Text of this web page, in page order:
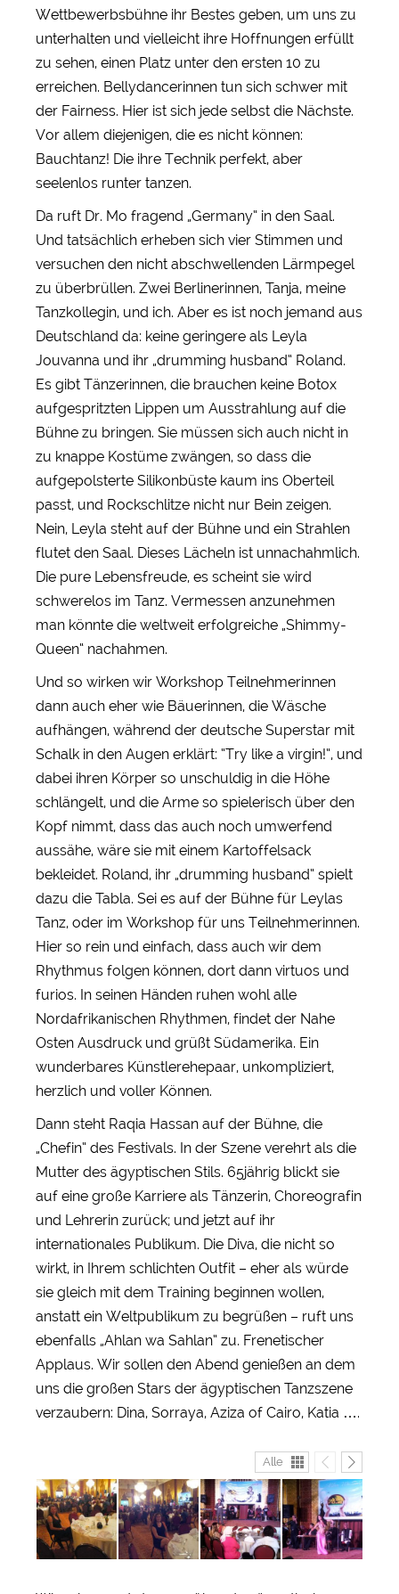
Wettbewerbsbühne ihr Bestes geben, um uns zu
unterhalten und vielleicht ihre Hoffnungen erfüllt
zu sehen, einen Platz unter den ersten 10 zu
erreichen. Bellydancerinnen tun sich schwer mit
der Fairness. Hier ist sich jede selbst die Nächste.
Vor allem diejenigen, die es nicht können:
Bauchtanz! Die ihre Technik perfekt, aber
seelenlos runter tanzen.
Da ruft Dr. Mo fragend „Germany“ in den Saal.
Und tatsächlich erheben sich vier Stimmen und
versuchen den nicht abschwellenden Lärmpegel
zu überbrüllen. Zwei Berlinerinnen, Tanja, meine
Tanzkollegin, und ich. Aber es ist noch jemand aus
Deutschland da: keine geringere als Leyla
Jouvanna und ihr „drumming husband“ Roland.
Es gibt Tänzerinnen, die brauchen keine Botox
aufgespritzten Lippen um Ausstrahlung auf die
Bühne zu bringen. Sie müssen sich auch nicht in
zu knappe Kostüme zwängen, so dass die
aufgepolsterte Silikonbüste kaum ins Oberteil
passt, und Rockschlitze nicht nur Bein zeigen.
Nein, Leyla steht auf der Bühne und ein Strahlen
flutet den Saal. Dieses Lächeln ist unnachahmlich.
Die pure Lebensfreude, es scheint sie wird
schwerelos im Tanz. Vermessen anzunehmen
man könnte die weltweit erfolgreiche „Shimmy-
Queen“ nachahmen.
Und so wirken wir Workshop Teilnehmerinnen
dann auch eher wie Bäuerinnen, die Wäsche
aufhängen, während der deutsche Superstar mit
Schalk in den Augen erklärt: “Try like a virgin!“, und
dabei ihren Körper so unschuldig in die Höhe
schlängelt, und die Arme so spielerisch über den
Kopf nimmt, dass das auch noch umwerfend
aussähe, wäre sie mit einem Kartoffelsack
bekleidet. Roland, ihr „drumming husband“ spielt
dazu die Tabla. Sei es auf der Bühne für Leylas
Tanz, oder im Workshop für uns Teilnehmerinnen.
Hier so rein und einfach, dass auch wir dem
Rhythmus folgen können, dort dann virtuos und
furios. In seinen Händen ruhen wohl alle
Nordafrikanischen Rhythmen, findet der Nahe
Osten Ausdruck und grüßt Südamerika. Ein
wunderbares Künstlerehepaar, unkompliziert,
herzlich und voller Können.
Dann steht Raqia Hassan auf der Bühne, die
„Chefin“ des Festivals. In der Szene verehrt als die
Mutter des ägyptischen Stils. 65jährig blickt sie
auf eine große Karriere als Tänzerin, Choreografin
und Lehrerin zurück; und jetzt auf ihr
internationales Publikum. Die Diva, die nicht so
wirkt, in Ihrem schlichten Outfit – eher als würde
sie gleich mit dem Training beginnen wollen,
anstatt ein Weltpublikum zu begrüßen – ruft uns
ebenfalls „Ahlan wa Sahlan“ zu. Frenetischer
Applaus. Wir sollen den Abend genießen an dem
uns die großen Stars der ägyptischen Tanzszene
verzaubern: Dina, Sorraya, Aziza of Cairo, Katia ….
Alle